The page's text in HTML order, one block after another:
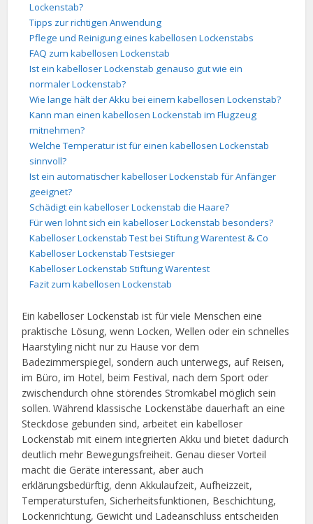
Lockenstab?
Tipps zur richtigen Anwendung
Pflege und Reinigung eines kabellosen Lockenstabs
FAQ zum kabellosen Lockenstab
Ist ein kabelloser Lockenstab genauso gut wie ein
normaler Lockenstab?
Wie lange hält der Akku bei einem kabellosen Lockenstab?
Kann man einen kabellosen Lockenstab im Flugzeug
mitnehmen?
Welche Temperatur ist für einen kabellosen Lockenstab
sinnvoll?
Ist ein automatischer kabelloser Lockenstab für Anfänger
geeignet?
Schädigt ein kabelloser Lockenstab die Haare?
Für wen lohnt sich ein kabelloser Lockenstab besonders?
Kabelloser Lockenstab Test bei Stiftung Warentest & Co
Kabelloser Lockenstab Testsieger
Kabelloser Lockenstab Stiftung Warentest
Fazit zum kabellosen Lockenstab
Ein kabelloser Lockenstab ist für viele Menschen eine
praktische Lösung, wenn Locken, Wellen oder ein schnelles
Haarstyling nicht nur zu Hause vor dem
Badezimmerspiegel, sondern auch unterwegs, auf Reisen,
im Büro, im Hotel, beim Festival, nach dem Sport oder
zwischendurch ohne störendes Stromkabel möglich sein
sollen. Während klassische Lockenstäbe dauerhaft an eine
Steckdose gebunden sind, arbeitet ein kabelloser
Lockenstab mit einem integrierten Akku und bietet dadurch
deutlich mehr Bewegungsfreiheit. Genau dieser Vorteil
macht die Geräte interessant, aber auch
erklärungsbedürftig, denn Akkulaufzeit, Aufheizzeit,
Temperaturstufen, Sicherheitsfunktionen, Beschichtung,
Lockenrichtung, Gewicht und Ladeanschluss entscheiden